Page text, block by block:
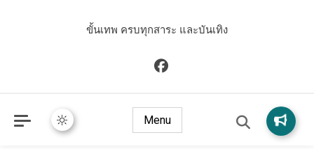
ขั้นเทพ ครบทุกสาระ และบันเทิง
Menu